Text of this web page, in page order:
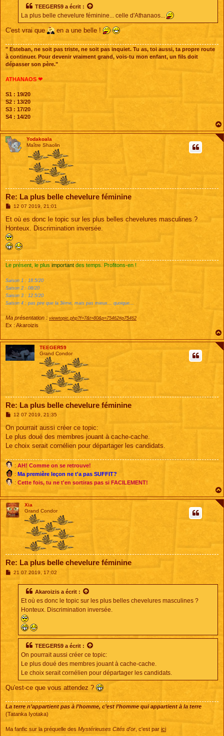
TEEGER59 a écrit :
La plus belle chevelure féminine... celle d'Athanaos...
C'est vrai que en a une belle !
" Esteban, ne soit pas triste, ne soit pas inquiet. Tu as, toi aussi, ta propre route
à continuer. Pour devenir vraiment grand, vois-tu mon enfant, un fils doit
dépasser son père."
ATHANAOS ❤
S1 : 19/20
S2 : 13/20
S3 : 17/20
S4 : 14/20
Yodakoala
Maître Shaolin
Re: La plus belle chevelure féminine
M
s
a
g
e
12 07 2019, 21:01
Et où es donc le topic sur les plus belles chevelures masculines ?
Honteux. Discrimination inversée.
Le présent, le plus important des temps. Profitons-en !
Saison 1 : 18.5/20
Saison 2 : 08/20
Saison 3 : 12.5/20
Saison 4 : pas pire que la 3ème, mais pas mieux... quoique...
Ma présentation : viewtopic.php?f=7&t=80&p=75462#p75462
Ex : Akaroizis
TEEGER59
Grand Condor
Re: La plus belle chevelure féminine
M
s
a
g
12 07 2019, 21:35
On pourrait aussi créer ce topic:
Le plus doué des membres jouant à cache-cache.
Le choix serait cornélien pour départager les candidats.
: AH! Comme on se retrouve!
: Ma première leçon ne t'a pas SUFFIT?
: Cette fois, tu ne t'en sortiras pas si FACILEMENT!
Xia
Grand Condor
Re: La plus belle chevelure féminine
M21 07 2019, 17:02
Akaroizis a écrit :
Et où es donc le topic sur les plus belles chevelures masculines ?
Honteux. Discrimination inversée.
TEEGER59 a écrit :
On pourrait aussi créer ce topic:
Le plus doué des membres jouant à cache-cache.
Le choix serait cornélien pour départager les candidats.
Qu'est-ce que vous attendez ?
La terre n’appartient pas à l’homme, c’est l’homme qui appartient à la terre
(Tatanka Iyotaka)
Ma fanfic sur la préquelle des Mystérieuses Cités d'or , c'est par ici